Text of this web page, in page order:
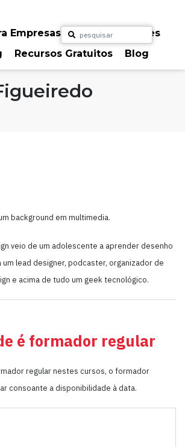
Empresas
Para Particulares
Recursos Gratuitos Blog
background em multimedia.
veio de um adolescente a aprender desenho
lead designer, podcaster, organizador de
e acima de tudo um geek tecnológico.
é formador regular
regular nestes cursos, o formador
consoante a disponibilidade à data.